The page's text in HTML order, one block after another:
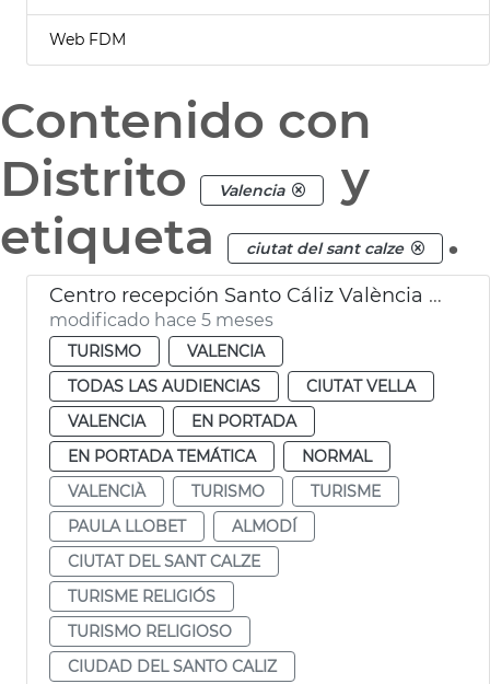
Web FDM
Contenido con
Distrito
Valencia
y
etiqueta
ciutat del sant calze .
Centro recepción Santo Cáliz València supera expectativas visitantes
modificado hace 5 meses
TURISMO
VALENCIA
TODAS LAS AUDIENCIAS
CIUTAT VELLA
VALENCIA
EN PORTADA
EN PORTADA TEMÁTICA
NORMAL
VALENCIÀ
TURISMO
TURISME
PAULA LLOBET
ALMODÍ
CIUTAT DEL SANT CALZE
TURISME RELIGIÓS
TURISMO RELIGIOSO
CIUDAD DEL SANTO CALIZ